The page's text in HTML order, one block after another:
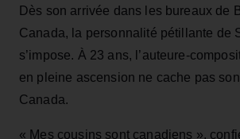
Dès son arrivée dans les bureaux de
Canada, la personnalité pétillante de
s’impose. À 23 ans, l’auteure-
en pleine ascension ne cache pas
Canada.
« Mes cousins sont canadiens »,